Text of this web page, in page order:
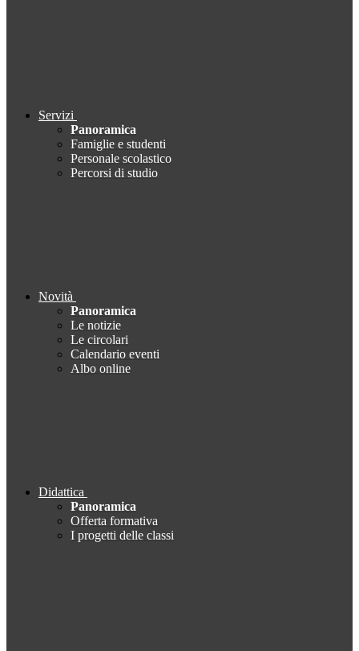
Servizi
Panoramica
Famiglie e studenti
Personale scolastico
Percorsi di studio
Novità
Panoramica
Le notizie
Le circolari
Calendario eventi
Albo online
Didattica
Panoramica
Offerta formativa
I progetti delle classi